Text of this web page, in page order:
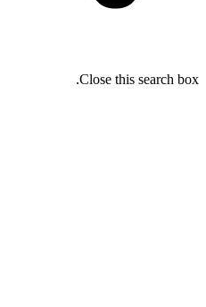
Close this search box.